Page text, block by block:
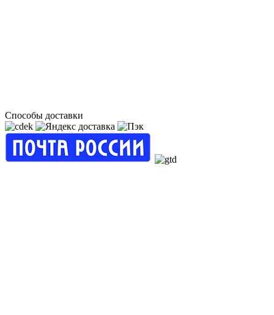
Способы доставки